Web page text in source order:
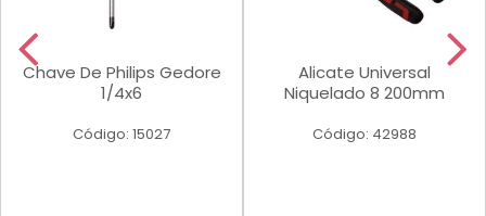
Chave De Philips Gedore
1/4x6
Código: 15027
Alicate Universal
Niquelado 8 200mm
Código: 42988